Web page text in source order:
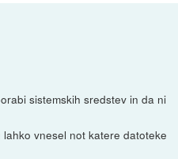
sistemskih sredstev in da ni
vnesel not katere datoteke